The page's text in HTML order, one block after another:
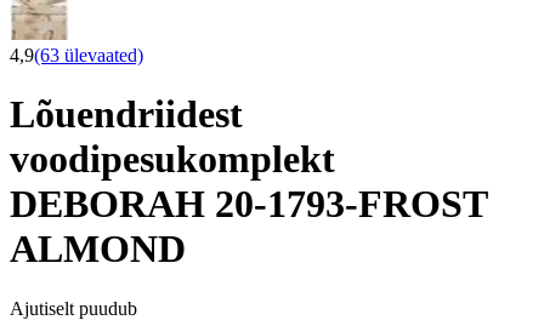
4,9(63 ülevaated)
Lõuendriidest
voodipesukomplekt
DEBORAH 20-1793-FROST
ALMOND
Ajutiselt puudub